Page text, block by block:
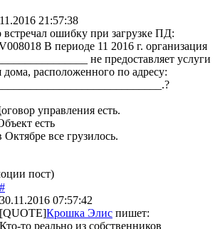
21:57:38
встречал ошибку при загрузке ПД:
В периоде 11 2016 г. организация
не предоставляет услуги
дома, расположенного по адресу:
управления есть.
есть
Октябре все грузилось.
пост)
#
30.11.2016 07:57:42
[QUOTE]Крошка Элис пишет:
Кто-то реально из собственников